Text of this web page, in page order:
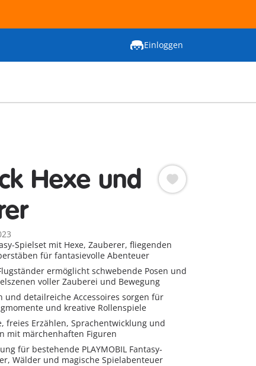
Einloggen
Hexe und
Spielset mit Hexe, Zauberer, fliegenden
für fantasievolle Abenteuer
ermöglicht schwebende Posen und
voller Zauberei und Bewegung
und detailreiche Accessoires sorgen für
und kreative Rollenspiele
freies Erzählen, Sprachentwicklung und
mit märchenhaften Figuren
für bestehende PLAYMOBIL Fantasy-
Wälder und magische Spielabenteuer